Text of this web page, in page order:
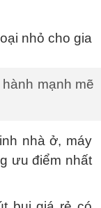
mạnh mẽ
nhà ở, máy
ưu điểm nhất